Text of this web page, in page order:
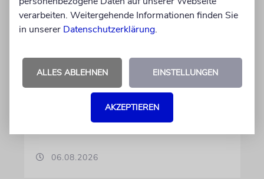
JUSTIZ
Israelischer Siedler wegen
angeklagt
Siedlergewalt ein und war an dem Oscar-
prämierten Film »No Other Land« beteiligt.
Jetzt steht der mutmaßliche Täter vor Gericht
06.08.2026
verarbeiten. Weitergehende Informationen finden Sie
in unserer Datenschutzerklärung.
ALLES ABLEHNEN EINSTELLUNGEN
AKZEPTIEREN